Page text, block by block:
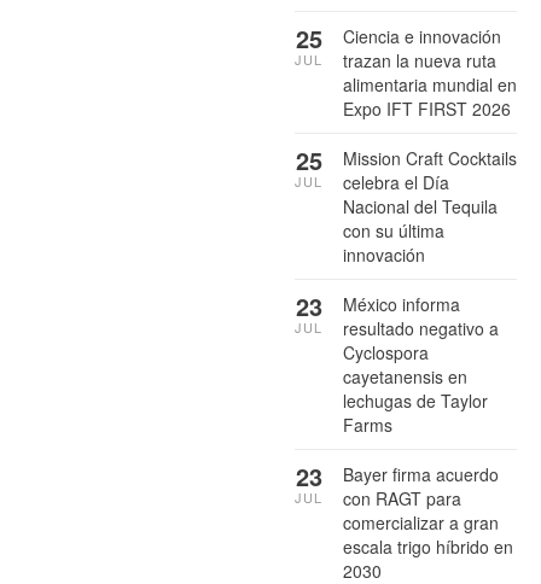
Ciencia e innovación
trazan la nueva ruta
alimentaria mundial en
Expo IFT FIRST 2026
25
JUL
Mission Craft Cocktails
celebra el Día
Nacional del Tequila
con su última
innovación
25
JUL
México informa
resultado negativo a
Cyclospora
cayetanensis en
lechugas de Taylor
Farms
23
JUL
Bayer firma acuerdo
con RAGT para
comercializar a gran
escala trigo híbrido en
2030
23
JUL